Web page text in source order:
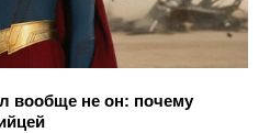
вообще не он: почему